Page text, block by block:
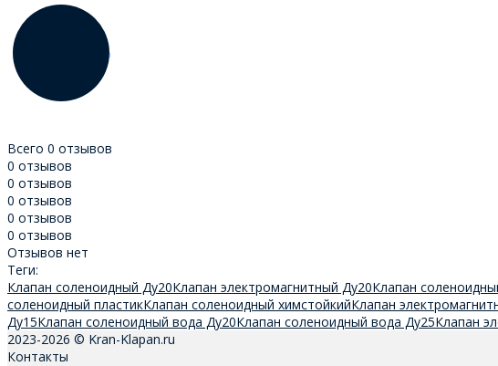
Всего 0 отзывов
0 отзывов
0 отзывов
0 отзывов
0 отзывов
0 отзывов
Отзывов нет
Теги:
Клапан соленоидный Ду20Клапан электромагнитный Ду20Клапан
соленоидный пластикКлапан соленоидный химстойкийКлапан
Ду15Клапан соленоидный вода Ду20Клапан соленоидный вода Ду25Клапан
2023-2026 © Kran-Klapan.ru
Контакты